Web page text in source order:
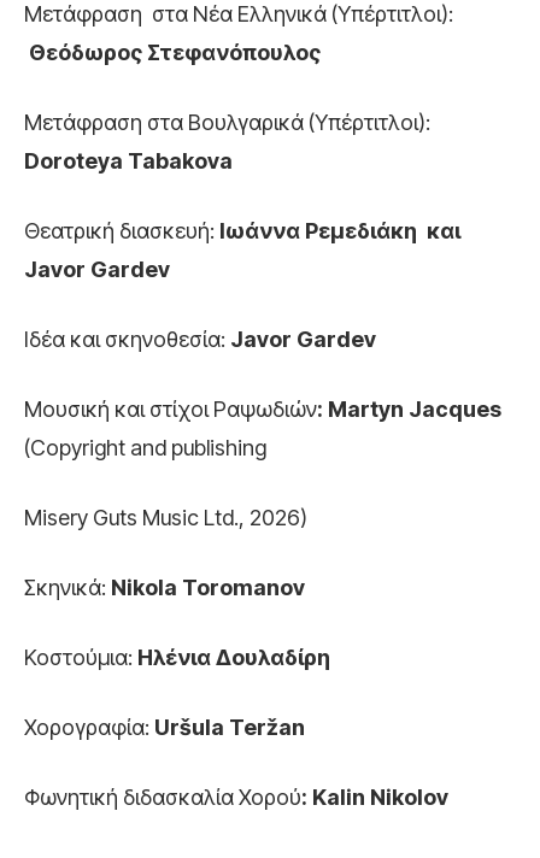
Μετάφραση στα Νέα Ελληνικά (Υπέρτιτλοι):
Θεόδωρος Στεφανόπουλος
Μετάφραση στα Βουλγαρικά (Υπέρτιτλοι):
Doroteya Tabakova
Θεατρική διασκευή: Ιωάννα Ρεμεδιάκη και
Javor Gardev
Ιδέα και σκηνοθεσία: Javor Gardev
Μουσική και στίχοι Ραψωδιών: Martyn Jacques
(Copyright and publishing
Misery Guts Music Ltd., 2026)
Σκηνικά: Nikola Toromanov
Κοστούμια: Ηλένια Δουλαδίρη
Χορογραφία: Uršula Teržan
Φωνητική διδασκαλία Χορού: Kalin Nikolov